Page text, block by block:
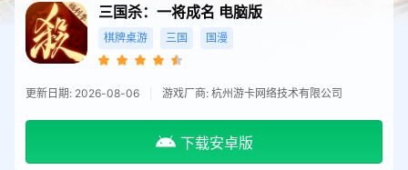
三国杀：一将成名 电脑版
棋牌桌游 三国 国漫
更新日期: 2026-08-06 游戏厂商: 杭州游卡网络技术有限公司
下载安卓版